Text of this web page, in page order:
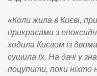
«Коли жила в Києві,
прикрасами з
ходила Києвом із
сушила їх. На дачі у
поцупити, поки ніхто